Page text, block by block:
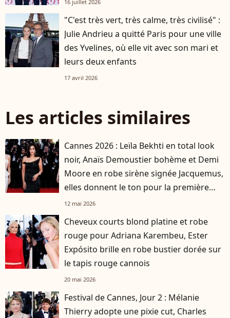
16 juillet 2026
"C'est très vert, très calme, très civilisé" :
Julie Andrieu a quitté Paris pour une ville
des Yvelines, où elle vit avec son mari et
leurs deux enfants
17 avril 2026
Les articles similaires
Cannes 2026 : Leïla Bekhti en total look
noir, Anaïs Demoustier bohème et Demi
Moore en robe sirène signée Jacquemus,
elles donnent le ton pour la première
montée des marches
12 mai 2026
Cheveux courts blond platine et robe
rouge pour Adriana Karembeu, Ester
Expósito brille en robe bustier dorée sur
le tapis rouge cannois
20 mai 2026
Festival de Cannes, Jour 2 : Mélanie
Thierry adopte une pixie cut, Charles